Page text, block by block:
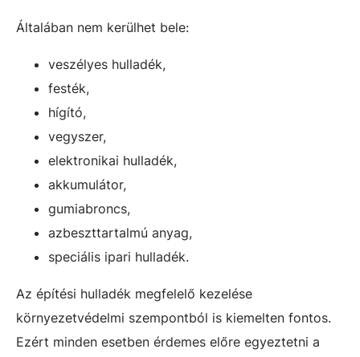
Általában nem kerülhet bele:
veszélyes hulladék,
festék,
hígító,
vegyszer,
elektronikai hulladék,
akkumulátor,
gumiabroncs,
azbeszttartalmú anyag,
speciális ipari hulladék.
Az építési hulladék megfelelő kezelése
környezetvédelmi szempontból is kiemelten fontos.
Ezért minden esetben érdemes előre egyeztetni a